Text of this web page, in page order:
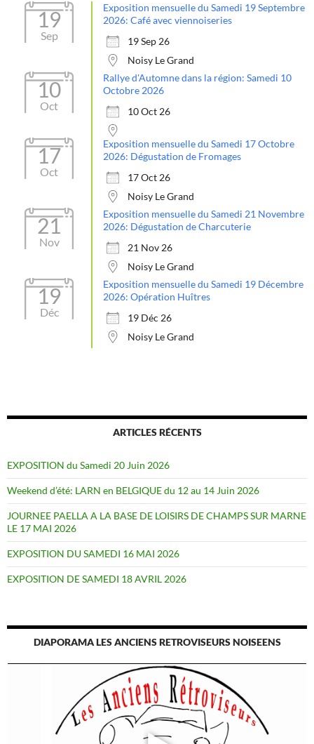
19
Sep
Exposition mensuelle du Samedi 19 Septembre
2026: Café avec viennoiseries
19 Sep 26
Noisy Le Grand
10
Oct
Rallye d'Automne dans la région: Samedi 10
Octobre 2026
10 Oct 26
17
Oct
Exposition mensuelle du Samedi 17 Octobre
2026: Dégustation de Fromages
17 Oct 26
Noisy Le Grand
21
Nov
Exposition mensuelle du Samedi 21 Novembre
2026: Dégustation de Charcuterie
21 Nov 26
Noisy Le Grand
19
Déc
Exposition mensuelle du Samedi 19 Décembre
2026: Opération Huîtres
19 Déc 26
Noisy Le Grand
ARTICLES RÉCENTS
EXPOSITION du Samedi 20 Juin 2026
Weekend d’été: LARN en BELGIQUE du 12 au 14 Juin 2026
JOURNEE PAELLA A LA BASE DE LOISIRS DE CHAMPS SUR MARNE
LE 17 MAI 2026
EXPOSITION DU SAMEDI 16 MAI 2026
EXPOSITION DE SAMEDI 18 AVRIL 2026
DIAPORAMA LES ANCIENS RETROVISEURS NOISEENS